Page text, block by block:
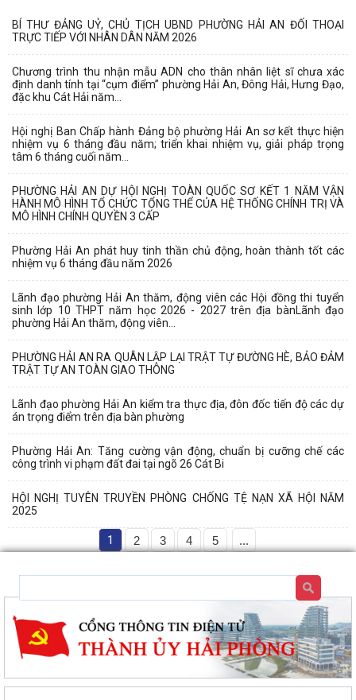
BÍ THƯ ĐẢNG UỶ, CHỦ TỊCH UBND PHƯỜNG HẢI AN ĐỐI THOẠI
TRỰC TIẾP VỚI NHÂN DÂN NĂM 2026
Chương trình thu nhận mẫu ADN cho thân nhân liệt sĩ chưa xác
định danh tính tại “cụm điểm” phường Hải An, Đông Hải, Hưng Đạo,
đặc khu Cát Hải năm...
Hội nghị Ban Chấp hành Đảng bộ phường Hải An sơ kết thực hiện
nhiệm vụ 6 tháng đầu năm; triển khai nhiệm vụ, giải pháp trọng
tâm 6 tháng cuối năm...
PHƯỜNG HẢI AN DỰ HỘI NGHỊ TOÀN QUỐC SƠ KẾT 1 NĂM VẬN
HÀNH MÔ HÌNH TỔ CHỨC TỔNG THỂ CỦA HỆ THỐNG CHÍNH TRỊ VÀ
MÔ HÌNH CHÍNH QUYỀN 3 CẤP
Phường Hải An phát huy tinh thần chủ động, hoàn thành tốt các
nhiệm vụ 6 tháng đầu năm 2026
Lãnh đạo phường Hải An thăm, động viên các Hội đồng thi tuyển
sinh lớp 10 THPT năm học 2026 - 2027 trên địa bànLãnh đạo
phường Hải An thăm, động viên...
PHƯỜNG HẢI AN RA QUÂN LẬP LẠI TRẬT TỰ ĐƯỜNG HÈ, BẢO ĐẢM
TRẬT TỰ AN TOÀN GIAO THÔNG
Lãnh đạo phường Hải An kiểm tra thực địa, đôn đốc tiến độ các dự
án trọng điểm trên địa bàn phường
Phường Hải An: Tăng cường vận động, chuẩn bị cưỡng chế các
công trình vi phạm đất đai tại ngõ 26 Cát Bi
HỘI NGHỊ TUYÊN TRUYỀN PHÒNG CHỐNG TỆ NẠN XÃ HỘI NĂM
2025
1 2 3 4 5 ...